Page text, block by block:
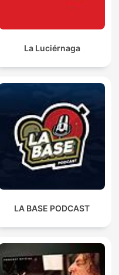
La Luciérnaga
LA BASE PODCAST